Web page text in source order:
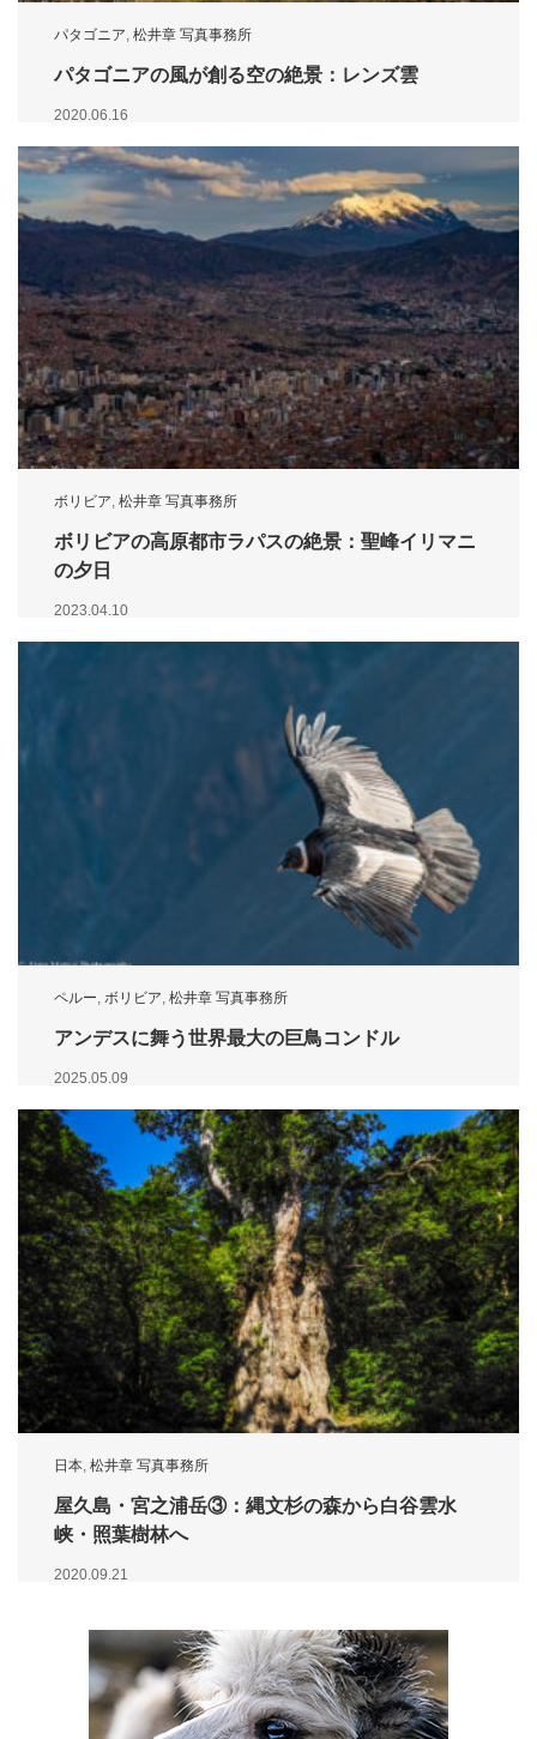
パタゴニア 松井章 写真事務所
パタゴニアの風が創る空の絶景：レンズ雲
2020.06.16
ボリビア, 松井章 写真事務所
ボリビアの高原都市ラパスの絶景：聖峰イリマニ
の夕日
2023.04.10
ペルー, ボリビア, 松井章 写真事務所
アンデスに舞う世界最大の巨鳥コンドル
2025.05.09
日本 松井章 写真事務所
屋久島・宮之浦岳③：縄文杉の森から白谷雲水
峡・照葉樹林へ
2020.09.21